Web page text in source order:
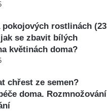
rostlinách (23
se zbavit bílých
květinách doma?
chřest ze semen?
doma. Rozmnožování